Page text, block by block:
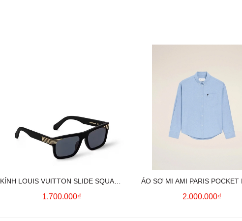
KÍNH LOUIS VUITTON SLIDE SQUARE
SUNGLASSES
1.700.000₫
ÁO SƠ MI AMI PARIS POCKET
HEART LONG SLEEVE
2.000.000₫